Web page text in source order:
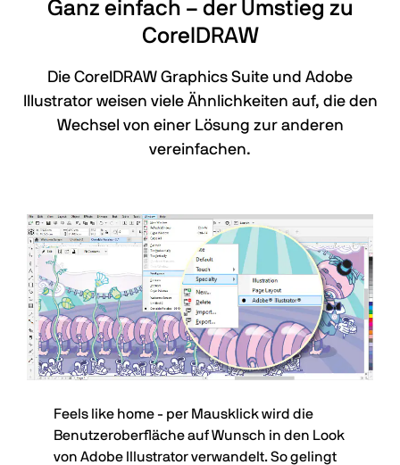
Ganz einfach – der Umstieg zu
CorelDRAW
Die CorelDRAW Graphics Suite und Adobe
Illustrator weisen viele Ähnlichkeiten auf, die den
Wechsel von einer Lösung zur anderen
vereinfachen.
Feels like home - per Mausklick wird die
Benutzeroberfläche auf Wunsch in den Look
von Adobe Illustrator verwandelt. So gelingt